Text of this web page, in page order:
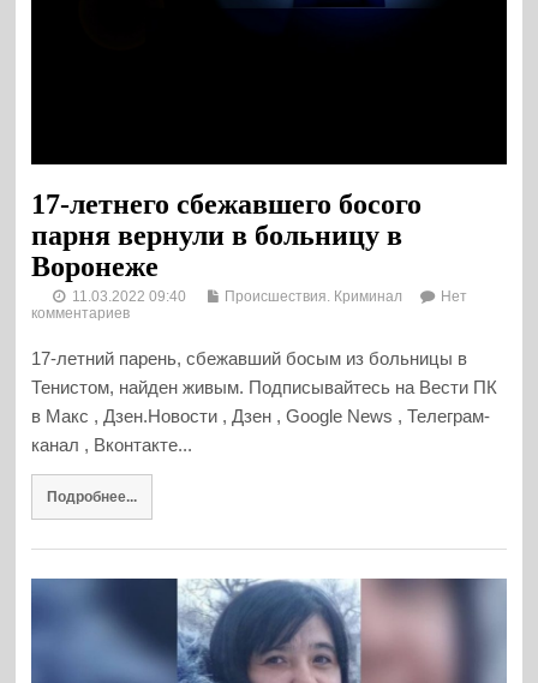
17-летнего сбежавшего босого
парня вернули в больницу в
Воронеже
11.03.2022 09:40 Происшествия. Криминал
Нет
комментариев
17-летний парень, сбежавший босым из больницы в
Тенистом, найден живым. Подписывайтесь на Вести ПК
в Макс , Дзен.Новости , Дзен , Google News , Телеграм-
канал , Вконтакте...
Подробнее...